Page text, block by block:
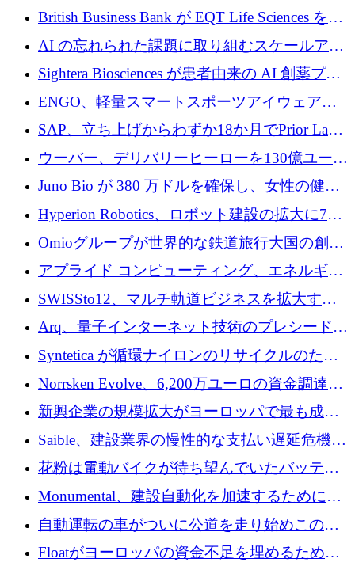
ウーバーはデリバリー・ヒーローを130億ユー
ロの契約で買収、レボルトは2027年に米国の
銀行を立ち上げる
British Business Bank が EQT Life Sciences を
2,500 万ユーロのコミットメントで支援
AI の忘れられた課題に取り組むスケールアッ
プを実現: カメラロール
Sightera Biosciences が患者由来の AI 創薬プラ
ットフォームを拡大するために 300 万ユーロ
のプレシードをクローズ
ENGO、軽量スマートスポーツアイウェアの
進歩のために510万ユーロを調達
SAP、立ち上げからわずか18か月でPrior Labs
を10億ユーロ以上の契約で買収
ウーバー、デリバリーヒーローを130億ユーロ
の契約で買収、99か国にまたがるプラットフ
Juno Bio が 380 万ドルを確保し、女性の健康
専用の初のシーケンスラボを開設
Hyperion Robotics、ロボット建設の拡大に740
万ドルを確保
Omioグループが世界的な鉄道旅行大国の創設
を目指してRail Europeを買収
アプライド コンピューティング、エネルギー
向け基盤 AI の拡張に 2,000 万ドルを調達
SWISSto12、マルチ軌道ビジネスを拡大する
ためにシリーズCで7,000万ドルを調達
Arq、量子インターネット技術のプレシードと
して140万ドルを確保
Syntetica が循環ナイロンのリサイクルのため
にシリーズ A で 3,000 万ドルを調達
Norrsken Evolve、6,200万ユーロの資金調達
後、アムステルダムに根を張る
新興企業の規模拡大がヨーロッパで最も成功
した創業者を生み出す、アントラー氏が発見
Saible、建設業界の慢性的な支払い遅延危機に
対処するために 290 万ポンドを調達
花粉は電動バイクが待ち望んでいたバッテリ
ー交換ネットワークを構築している
Monumental、建設自動化を加速するためにシ
リーズ B で 3,200 万ドルを確保
自動運転の車がついに公道を走り始めこの国
が世界をリードしようとしている
Floatがヨーロッパの資金不足を埋めるために